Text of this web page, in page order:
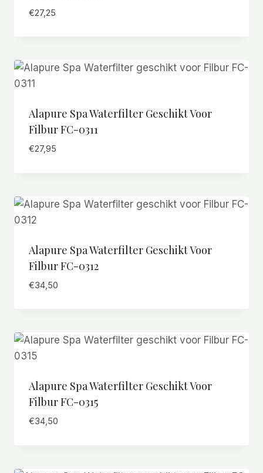
€27,25
Alapure Spa Waterfilter Geschikt Voor
Filbur FC-0311
€27,95
Alapure Spa Waterfilter Geschikt Voor
Filbur FC-0312
€34,50
Alapure Spa Waterfilter Geschikt Voor
Filbur FC-0315
€34,50